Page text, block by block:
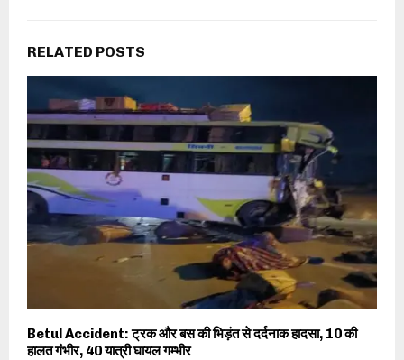
RELATED POSTS
Betul Accident: ट्रक और बस की भिड़ंत से दर्दनाक हादसा, 10 की
हालत गंभीर, 40 यात्री घायल गम्भीर